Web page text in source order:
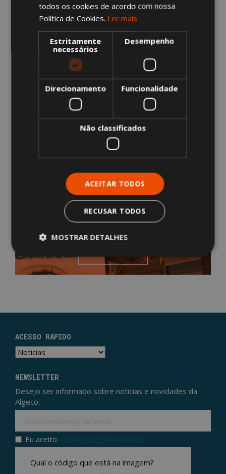
CONFORTO EESTÉTICA
SEGURANÇA E PREVENÇÃO
RISCOS
SABER MAIS
ENERGIA
ACESSO RÁPIDO
NEWSLETTER
Desejo ser informado sobre noticias e novidades da
Algeco:
Eu aceito
Politica de privacidade*
Qual o código que está na imagem?
todos os cookies de acordo com nossa
Política de Cookies. Ler mais
Estritamente
necessários
Desempenho
Direcionamento Funcionalidade
Não classificados
ACEITAR TODOS
RECUSAR TODOS
MOSTRAR DETALHES